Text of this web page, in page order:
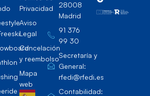
Privacidad
Aviso
Legal
Cancelación
y reembolso
Mapa
web
28008
Madrid
91 376
99 30
Secretaría y
General:
rfedi@rfedi.es
Contabilidad: